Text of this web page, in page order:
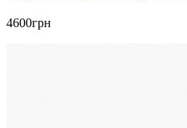
4600грн